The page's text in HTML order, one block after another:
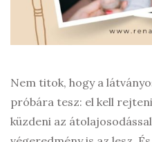
Nem titok, hogy a
próbára tesz: el kell
küzdeni az